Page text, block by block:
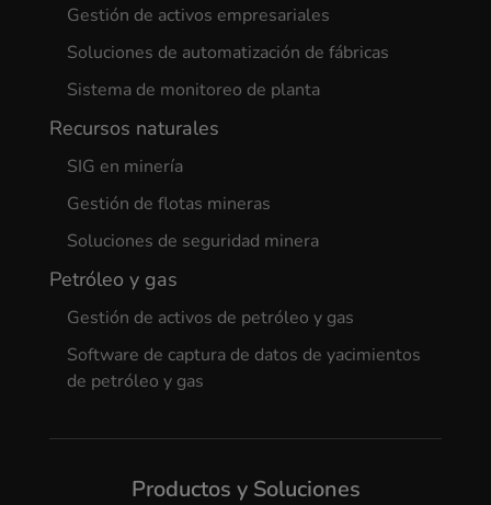
Gestión de activos empresariales
Soluciones de automatización de fábricas
Sistema de monitoreo de planta
Recursos naturales
SIG en minería
Gestión de flotas mineras
Soluciones de seguridad minera
Petróleo y gas
Gestión de activos de petróleo y gas
Software de captura de datos de yacimientos
de petróleo y gas
Productos y Soluciones